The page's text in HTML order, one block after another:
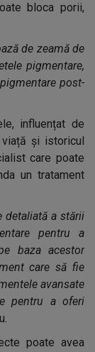
bloca porii,
de zeamă de
pigmentare,
post-
influențat de
și istoricul
care poate
un tratament
detaliată a stării
pentru a
baza acestor
care să fie
avansate
pentru a oferi
poate avea